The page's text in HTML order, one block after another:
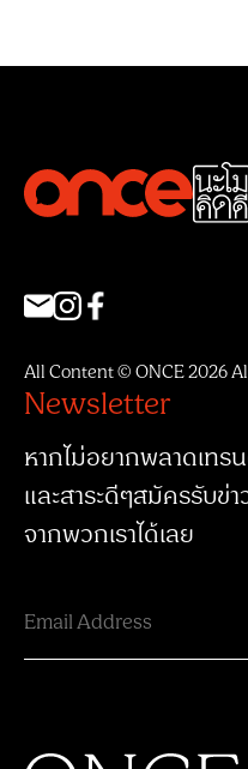
All Content © ONCE 2026
Newsletter
หากไม่อยากพลาดเทร
และสาระดีๆสมัครรับข่า
จากพวกเราได้เลย